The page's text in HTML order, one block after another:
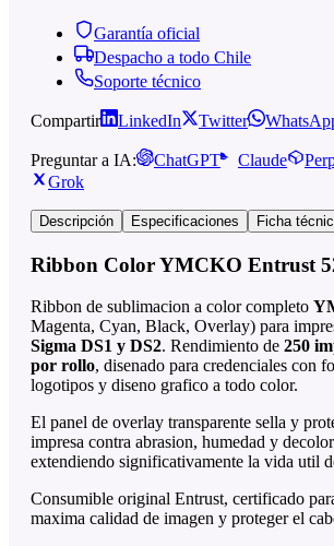
Garantía oficial
Despacho a todo Chile
Soporte técnico
Compartir LinkedIn Twitter
Preguntar a IA: ChatGPT Claude
Grok
Descripción Especificaciones Ficha
Ribbon Color YMCKO Entrust
Ribbon de sublimacion a color completo
Magenta, Cyan, Black, Overlay) para
Sigma DS1 y DS2. Rendimiento de 250
por rollo, disenado para credenciales con
logotipos y diseno grafico a todo color.
El panel de overlay transparente sella y
impresa contra abrasion, humedad y
extendiendo significativamente la vida util
Consumible original Entrust, certificado
maxima calidad de imagen y proteger el